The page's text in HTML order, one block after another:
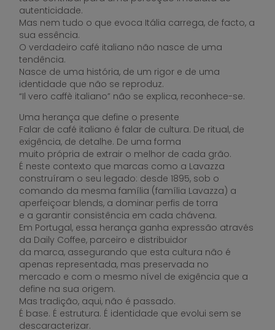
autenticidade.
Mas nem tudo o que evoca Itália carrega, de facto, a
sua essência.
O verdadeiro café italiano não nasce de uma
tendência.
Nasce de uma história, de um rigor e de uma
identidade que não se reproduz.
“Il vero caffè italiano” não se explica, reconhece-se.
Uma herança que define o presente
Falar de café italiano é falar de cultura. De ritual, de
exigência, de detalhe. De uma forma
muito própria de extrair o melhor de cada grão.
É neste contexto que marcas como a Lavazza
construíram o seu legado: desde 1895, sob o
comando da mesma família (família Lavazza) a
aperfeiçoar blends, a dominar perfis de torra
e a garantir consistência em cada chávena.
Em Portugal, essa herança ganha expressão através
da Daily Coffee, parceiro e distribuidor
da marca, assegurando que esta cultura não é
apenas representada, mas preservada no
mercado e com o mesmo nível de exigência que a
define na sua origem.
Mas tradição, aqui, não é passado.
É base. É estrutura. É identidade que evolui sem se
descaracterizar.